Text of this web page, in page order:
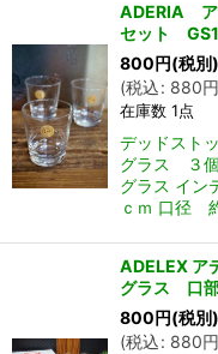
ADERIA
セット
800円(税別)
(税込: 880円
在庫数 1点
デッドスト
グラス ３個
グラス イ
ｃｍ 口径
ADELEX
グラス 口
800円(税別)
(税込: 880円